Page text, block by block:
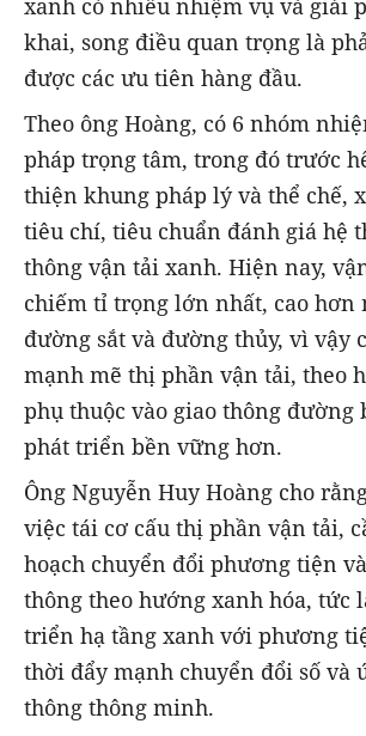
khai, song điều quan trọng là
được các ưu tiên hàng đầu.
Theo ông Hoàng, có 6 nhóm
pháp trọng tâm, trong đó trước
thiện khung pháp lý và thể chế,
tiêu chí, tiêu chuẩn đánh giá hệ
thông vận tải xanh. Hiện nay,
chiếm tỉ trọng lớn nhất, cao hơn
đường sắt và đường thủy, vì vậy
mạnh mẽ thị phần vận tải, theo
phụ thuộc vào giao thông đường
phát triển bền vững hơn.
Ông Nguyễn Huy Hoàng cho
việc tái cơ cấu thị phần vận tải,
hoạch chuyển đổi phương tiện
thông theo hướng xanh hóa, tức
triển hạ tầng xanh với phương
thời đẩy mạnh chuyển đổi số và
thông thông minh.